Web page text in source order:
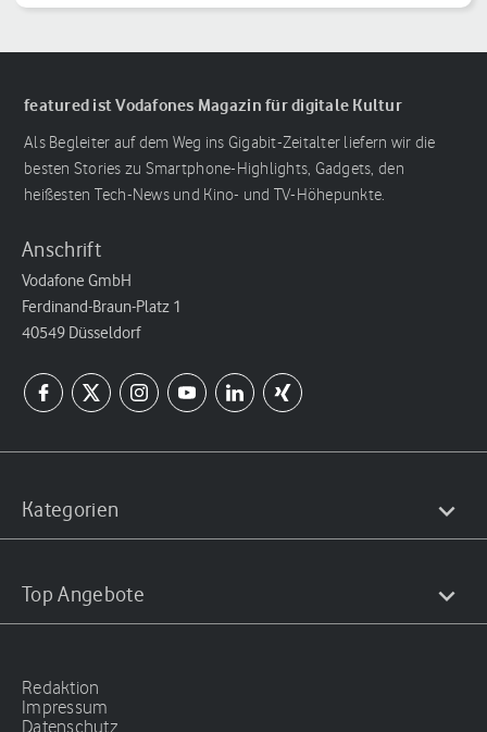
featured ist Vodafones Magazin für digitale Kultur
Als Begleiter auf dem Weg ins Gigabit-Zeitalter liefern wir die
besten Stories zu Smartphone-Highlights, Gadgets, den
heißesten Tech-News und Kino- und TV-Höhepunkte.
Anschrift
Vodafone GmbH
Ferdinand-Braun-Platz 1
40549 Düsseldorf
Kategorien
Top Angebote
Redaktion
Impressum
Datenschutz